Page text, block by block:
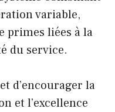
variable,
primes liées à la
du service.
d’encourager la
et l’excellence